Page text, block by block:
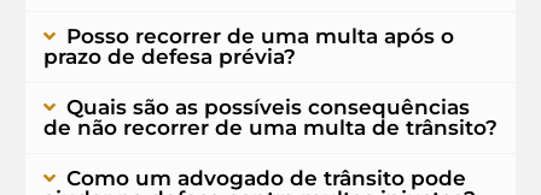
Posso recorrer de uma multa após o
prazo de defesa prévia?
Quais são as possíveis consequências
de não recorrer de uma multa de trânsito?
Como um advogado de trânsito pode